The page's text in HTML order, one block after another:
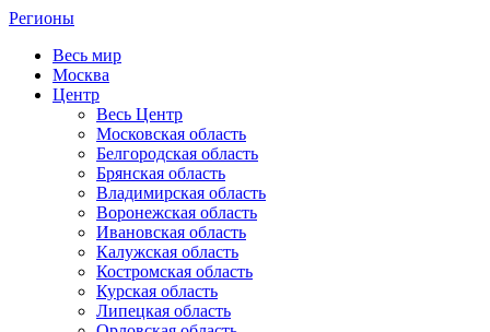
Регионы
Весь мир
Москва
Центр
Весь Центр
Московская область
Белгородская область
Брянская область
Владимирская область
Воронежская область
Ивановская область
Калужская область
Костромская область
Курская область
Липецкая область